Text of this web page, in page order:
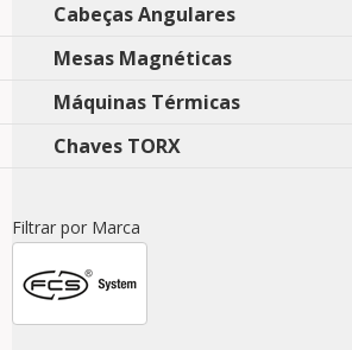
Cabeças Angulares
Mesas Magnéticas
Máquinas Térmicas
Chaves TORX
Filtrar por Marca